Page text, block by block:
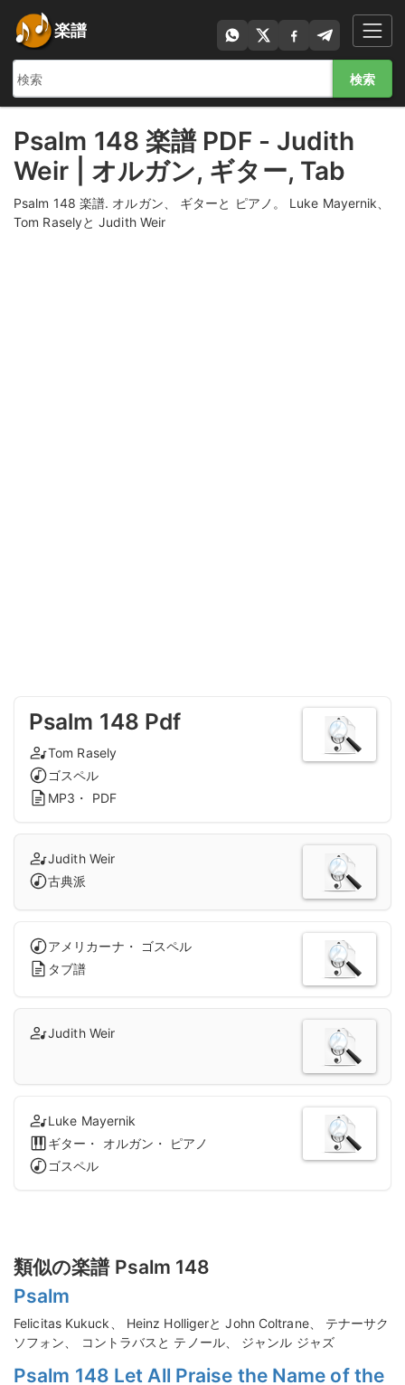
楽譜
検索
Psalm 148 楽譜 PDF - Judith
Weir | オルガン, ギター, Tab
Psalm 148 楽譜. オルガン、 ギターと ピアノ。 Luke Mayernik、
Tom Raselyと Judith Weir
Psalm 148 Pdf
Tom Rasely
ゴスペル
MP3・ PDF
Judith Weir
古典派
アメリカーナ・ ゴスペル
タブ譜
Judith Weir
Luke Mayernik
ギター・ オルガン・ ピアノ
ゴスペル
類似の楽譜 Psalm 148
Psalm
Felicitas Kukuck、 Heinz Holligerと John Coltrane、 テナーサク
ソフォン、 コントラバスと テノール、 ジャンル ジャズ
Psalm 148 Let All Praise the Name of the